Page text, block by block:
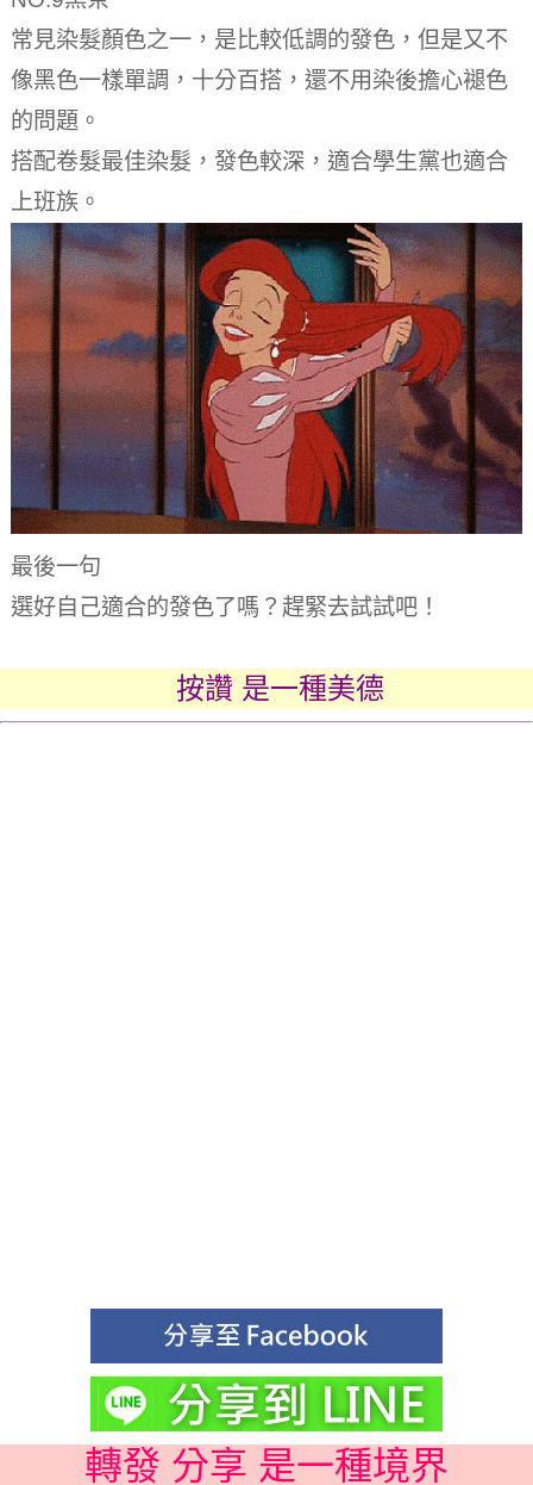
常見染髮顏色之一，是比較低調的發色，但是又不
像黑色一樣單調，十分百搭，還不用染後擔心褪色
的問題。
搭配卷髮最佳染髮，發色較深，適合學生黨也適合
上班族。
最後一句
選好自己適合的發色了嗎？趕緊去試試吧！
按讚 是一種美德
轉發 分享 是一種境界